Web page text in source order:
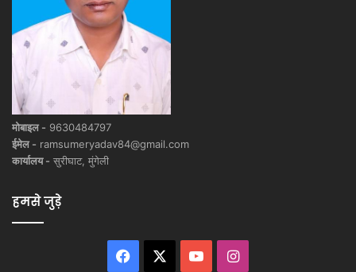
मोबाइल - 9630484797
ईमेल - ramsumeryadav84@gmail.com
कार्यालय - सुरीघाट, मुंगेली
हमसे जुड़े
Facebook YouTubeInstagram